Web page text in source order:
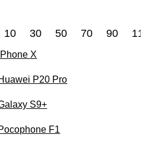
10 30 50 70 90
X
P20 Pro
S9+
F1